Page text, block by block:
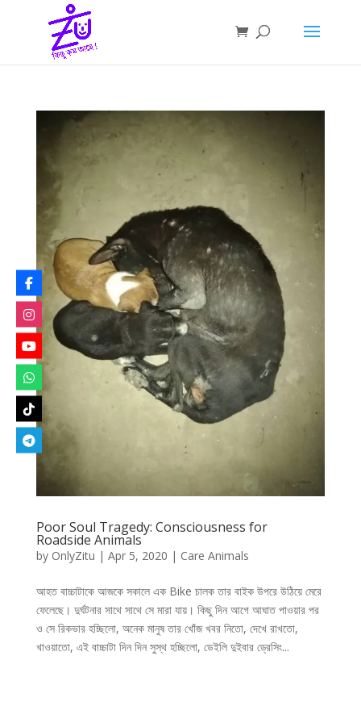
Poor Soul Tragedy: Consciousness for
Roadside Animals
by OnlyZitu | Apr 5, 2020 | Care Animals
আহত বাচ্চাটাকে আজকে সকালে এক Bike চালক তার বাইক উপরে উঠিয়ে মেরে
ফেলেছে। দুর্ঘটনার সাথে সাথে সে মারা যায়। কিছু দিন আগে আঘাত পাওয়ার পর
ও সে রিকভার হচ্ছিলো, অনেক মানুষ তার খোঁজ খবর নিতো, দেখে রাখতো,
খাওয়াতো, এই বাচ্চাটা দিন দিন সুস্থ হচ্ছিলো, ডেইলি দুইবার ড্রেসিং...